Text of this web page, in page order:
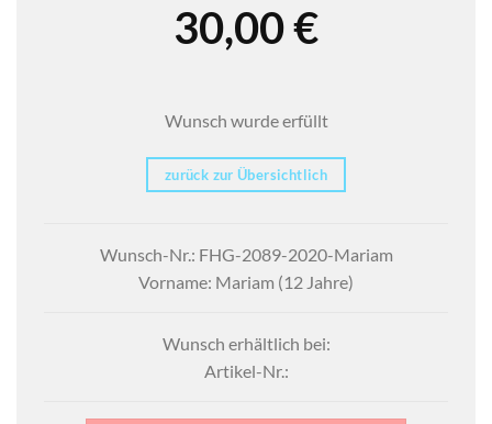
30,00€
Wunsch wurde erfüllt
zurück zur Übersichtlich
Wunsch-Nr.: FHG-2089-2020-Mariam
Vorname: Mariam (12 Jahre)
Wunsch erhältlich bei:
Artikel-Nr.: